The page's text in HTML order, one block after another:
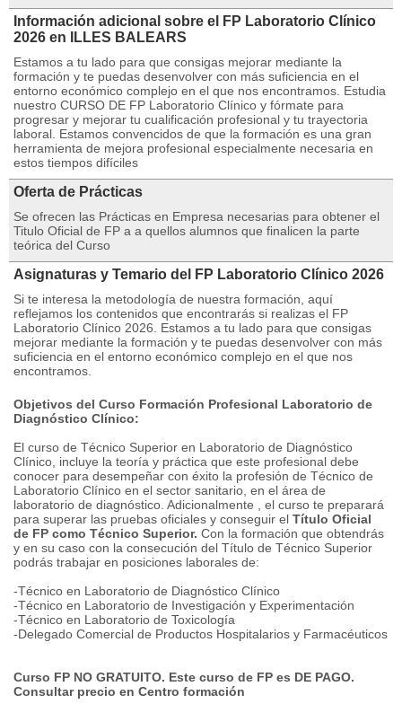
Información adicional sobre el FP Laboratorio Clínico
2026 en ILLES BALEARS
Estamos a tu lado para que consigas mejorar mediante la
formación y te puedas desenvolver con más suficiencia en el
entorno económico complejo en el que nos encontramos. Estudia
nuestro CURSO DE FP Laboratorio Clínico y fórmate para
progresar y mejorar tu cualificación profesional y tu trayectoria
laboral. Estamos convencidos de que la formación es una gran
herramienta de mejora profesional especialmente necesaria en
estos tiempos difíciles
Oferta de Prácticas
Se ofrecen las Prácticas en Empresa necesarias para obtener el
Titulo Oficial de FP a a quellos alumnos que finalicen la parte
teórica del Curso
Asignaturas y Temario del FP Laboratorio Clínico 2026
Si te interesa la metodología de nuestra formación, aquí
reflejamos los contenidos que encontrarás si realizas el FP
Laboratorio Clínico 2026. Estamos a tu lado para que consigas
mejorar mediante la formación y te puedas desenvolver con más
suficiencia en el entorno económico complejo en el que nos
encontramos.
Objetivos del Curso Formación Profesional Laboratorio de
Diagnóstico Clínico:
El curso de Técnico Superior en Laboratorio de Diagnóstico
Clínico, incluye la teoría y práctica que este profesional debe
conocer para desempeñar con éxito la profesión de Técnico de
Laboratorio Clínico en el sector sanitario, en el área de
laboratorio de diagnóstico. Adicionalmente , el curso te preparará
para superar las pruebas oficiales y conseguir el Título Oficial
de FP como Técnico Superior. Con la formación que obtendrás
y en su caso con la consecución del Título de Técnico Superior
podrás trabajar en posiciones laborales de:
-Técnico en Laboratorio de Diagnóstico Clínico
-Técnico en Laboratorio de Investigación y Experimentación
-Técnico en Laboratorio de Toxicología
-Delegado Comercial de Productos Hospitalarios y Farmacéuticos
Curso FP NO GRATUITO. Este curso de FP es DE PAGO.
Consultar precio en Centro formación